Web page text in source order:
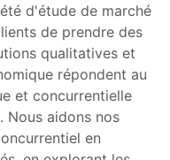
d'étude de marché
de prendre des
qualitatives et
répondent au
et concurrentielle
Nous aidons nos
en